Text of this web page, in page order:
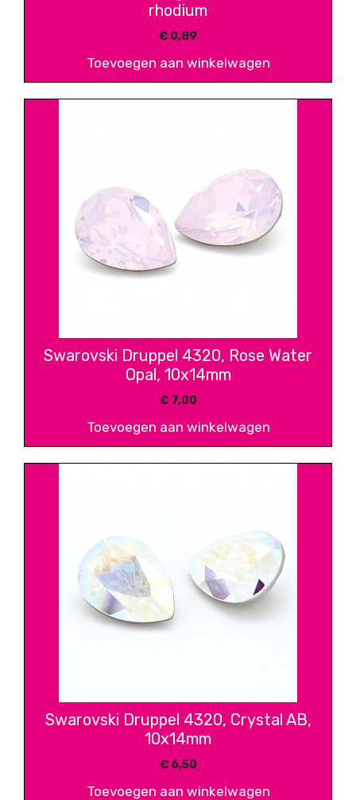
rhodium
€ 0,89
Toevoegen aan winkelwagen
Swarovski Druppel 4320, Rose Water
Opal, 10x14mm
€7,00
Toevoegen aan winkelwagen
Swarovski Druppel 4320, Crystal AB,
10x14mm
€6,50
Toevoegen aan winkelwagen